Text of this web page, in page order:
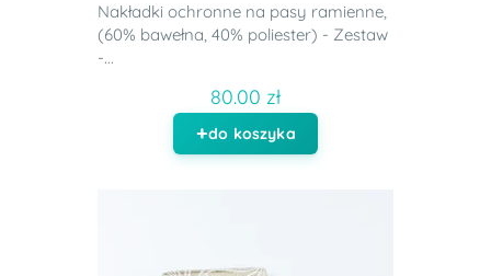
Nakładki ochronne na pasy ramienne,
(60% bawełna, 40% poliester) - Zestaw
-...
80.00 zł
do koszyka